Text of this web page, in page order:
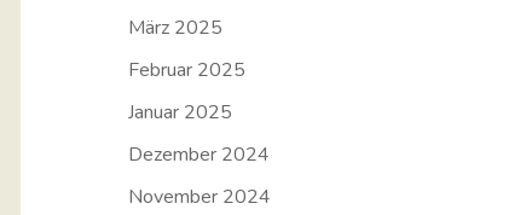
März 2025
Februar 2025
Januar 2025
Dezember 2024
November 2024